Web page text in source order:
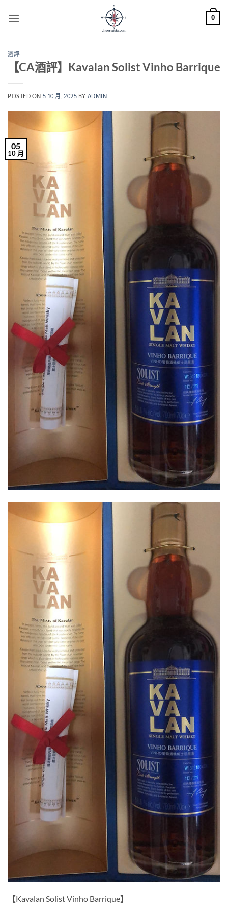
0
酒評
【CA酒評】Kavalan Solist Vinho Barrique
POSTED ON 5 10 月, 2025 BY ADMIN
05
10 月
【Kavalan Solist Vinho Barrique】